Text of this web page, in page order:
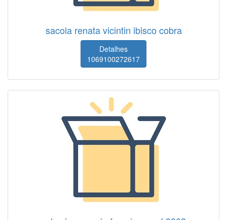
sacola renata vicintin ibisco cobra
Detalhes
1069100272617